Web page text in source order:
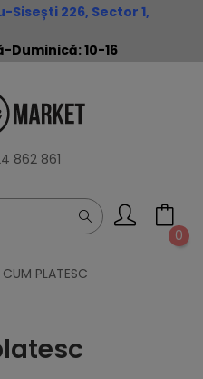
Sisești 226, Sector 1,
Duminică: 10-16
862 861
0
CUM PLATESC